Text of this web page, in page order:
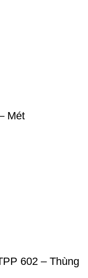
Mét
602 – Thùng